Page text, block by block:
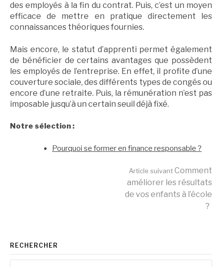
des employés à la fin du contrat. Puis, c’est un moyen
efficace de mettre en pratique directement les
connaissances théoriques fournies.
Mais encore, le statut d’apprenti permet également
de bénéficier de certains avantages que possèdent
les employés de l’entreprise. En effet, il profite d’une
couverture sociale, des différents types de congés ou
encore d’une retraite. Puis, la rémunération n’est pas
imposable jusqu’à un certain seuil déjà fixé.
Notre sélection :
Pourquoi se former en finance responsable ?
suite
Article suivantComment
améliorer les résultats
de vos enfants à l’école
?
RECHERCHER